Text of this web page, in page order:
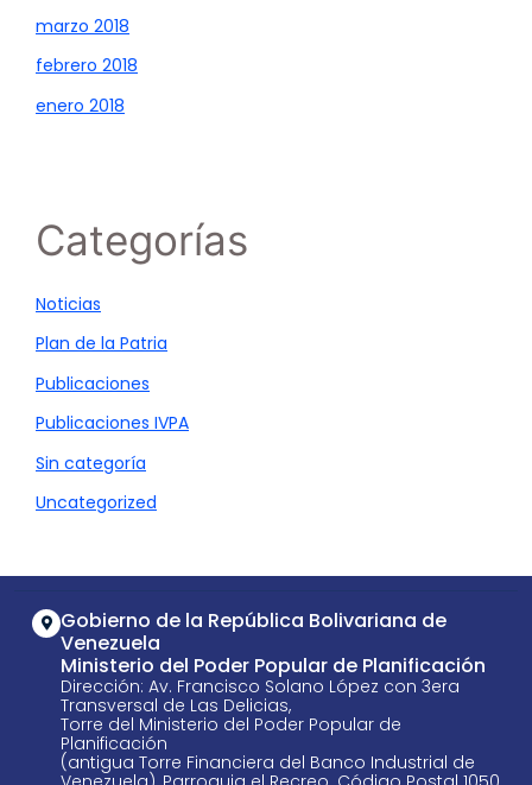
marzo 2018
febrero 2018
enero 2018
Categorías
Noticias
Plan de la Patria
Publicaciones
Publicaciones IVPA
Sin categoría
Uncategorized
Gobierno de la República Bolivariana de
Venezuela
Ministerio del Poder Popular de Planificación
Dirección: Av. Francisco Solano López con 3era
Transversal de Las Delicias,
Torre del Ministerio del Poder Popular de
Planificación
(antigua Torre Financiera del Banco Industrial de